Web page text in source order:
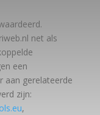
net als
een
aan gerelateerde
zijn:
,